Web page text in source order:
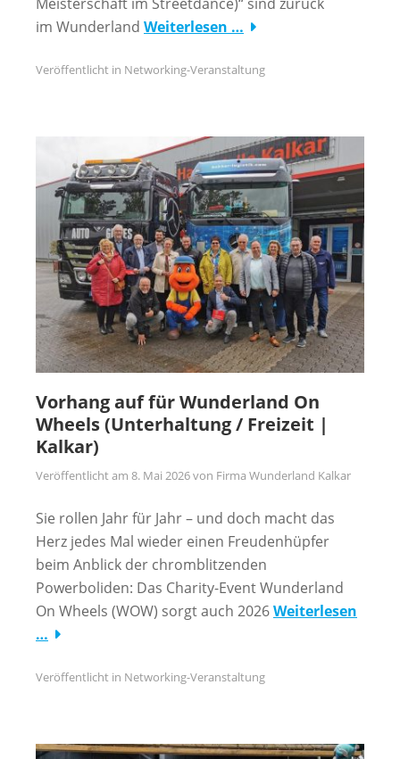
im Wunderland Weiterlesen …
Veröffentlicht in Networking-Veranstaltung
Vorhang auf für Wunderland On
Wheels (Unterhaltung / Freizeit |
Kalkar)
Veröffentlicht am 8. Mai 2026von Firma Wunderland Kalkar
Sie rollen Jahr für Jahr – und doch macht das
Herz jedes Mal wieder einen Freudenhüpfer
beim Anblick der chromblitzenden
Powerboliden: Das Charity-Event Wunderland
On Wheels (WOW) sorgt auch 2026Weiterlesen
…
Veröffentlicht in Networking-Veranstaltung